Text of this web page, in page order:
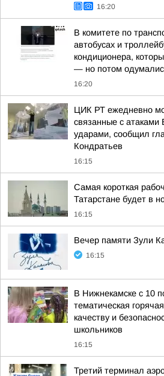
16:20
В комитете по
автобусах и
кондиционера,
— но потом
16:20
ЦИК РТ ежедневно
связанные с
ударами, сообщил
Кондратьев
16:15
Самая короткая
Татарстане будет в
16:15
Вечер памяти Зули
16:15
В Нижнекамске с 10
тематическая
качеству и
школьников
16:15
Третий терминал